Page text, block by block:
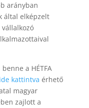
arányban
által elképzelt
a HÉTFA
ide kattintva érhető
magyar
zajlott a